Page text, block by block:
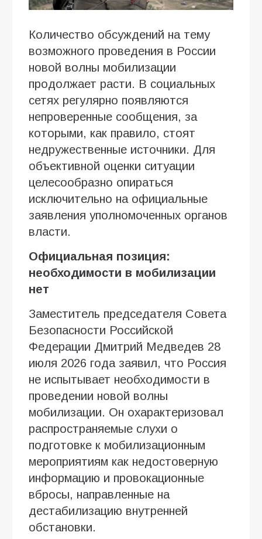
Количество обсуждений на тему
возможного проведения в России
новой волны мобилизации
продолжает расти. В социальных
сетях регулярно появляются
непроверенные сообщения, за
которыми, как правило, стоят
недружественные источники. Для
объективной оценки ситуации
целесообразно опираться
исключительно на официальные
заявления уполномоченных органов
власти.
Официальная позиция:
необходимости в мобилизации
нет
Заместитель председателя Совета
Безопасности Российской
Федерации Дмитрий Медведев 28
июля 2026 года заявил, что Россия
не испытывает необходимости в
проведении новой волны
мобилизации. Он охарактеризовал
распространяемые слухи о
подготовке к мобилизационным
мероприятиям как недостоверную
информацию и провокационные
вбросы, направленные на
дестабилизацию внутренней
обстановки.